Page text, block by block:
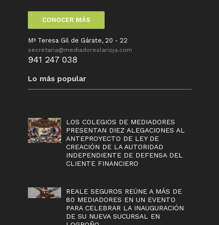
CONOCER MÁS
Mª Teresa Gil de Gárate, 20 - 22
secretaria@mediadoreslarioja.com
941 247 038
Lo más popular
LOS COLEGIOS DE MEDIADORES
PRESENTAN DIEZ ALEGACIONES AL
ANTEPROYECTO DE LEY DE
CREACIÓN DE LA AUTORIDAD
INDEPENDIENTE DE DEFENSA DEL
CLIENTE FINANCIERO
REALE SEGUROS REÚNE A MÁS DE
80 MEDIADORES EN UN EVENTO
PARA CELEBRAR LA INAUGURACIÓN
DE SU NUEVA SUCURSAL EN